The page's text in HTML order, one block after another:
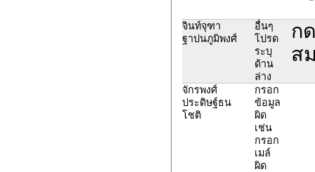
จินท์จุฑา
ฐาปนภูมิพงศ์
อื่นๆ
โปรด
ระบุ
ด้าน
ล่าง
ก
ส
จักรพงศ์
ประดิษฐ์ธน
โชติ
กรอก
ข้อมูล
ผิด
เช่น
กรอก
เมล์
ผิด